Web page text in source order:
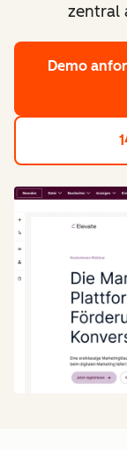
zentral
Demo